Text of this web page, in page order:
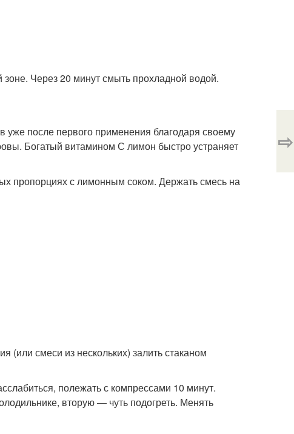
Через 20 минут смыть прохладной водой.
после первого применения благодаря своему
Богатый витамином С лимон быстро устраняет
пропорциях с лимонным соком. Держать смесь на
(или смеси из нескольких) залить стаканом
полежать с компрессами 10 минут.
вторую — чуть подогреть. Менять
⇨